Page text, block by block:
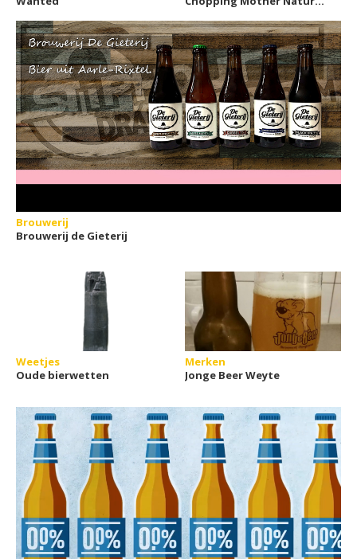
Brouwerij
Brouwerij de Gieterij
Weetjes
Oude bierwetten
Merken
Jonge Beer Weyte